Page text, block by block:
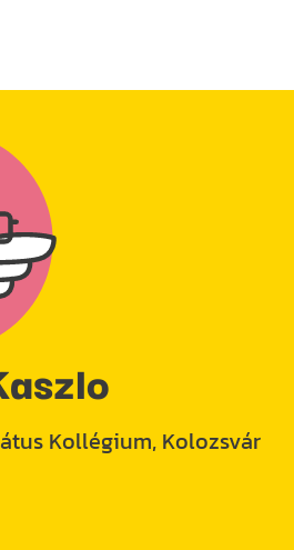
Kollégium, Kolozsvár